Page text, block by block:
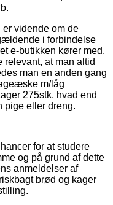
vidende om de
i forbindelse
e-butikken kører med.
relevant, at man altid
man en anden gang
m/låg
275stk, hvad end
pige eller dreng.
for at studere
og på grund af dette
anmeldelser af
brød og kager